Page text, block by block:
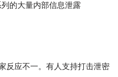
的大量内部信息泄露
反应不一。有人支持打击泄密